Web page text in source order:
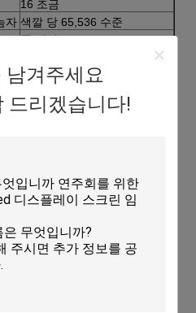
남겨주세요
드리겠습니다!
16 조금
자 색깔 당 65,536 수준
풀 컬러
1/16scan
≤1250 와트/sqm
≤450 와트/sqm
(선택) MBI
세륨; RoSH, FCC, CCC, ISO
정면: IP43; 후방: IP43
뒤 서비스
의 목적 서비스하십시오